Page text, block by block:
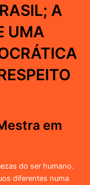
A
UMA
em
do ser humano.
diferentes numa